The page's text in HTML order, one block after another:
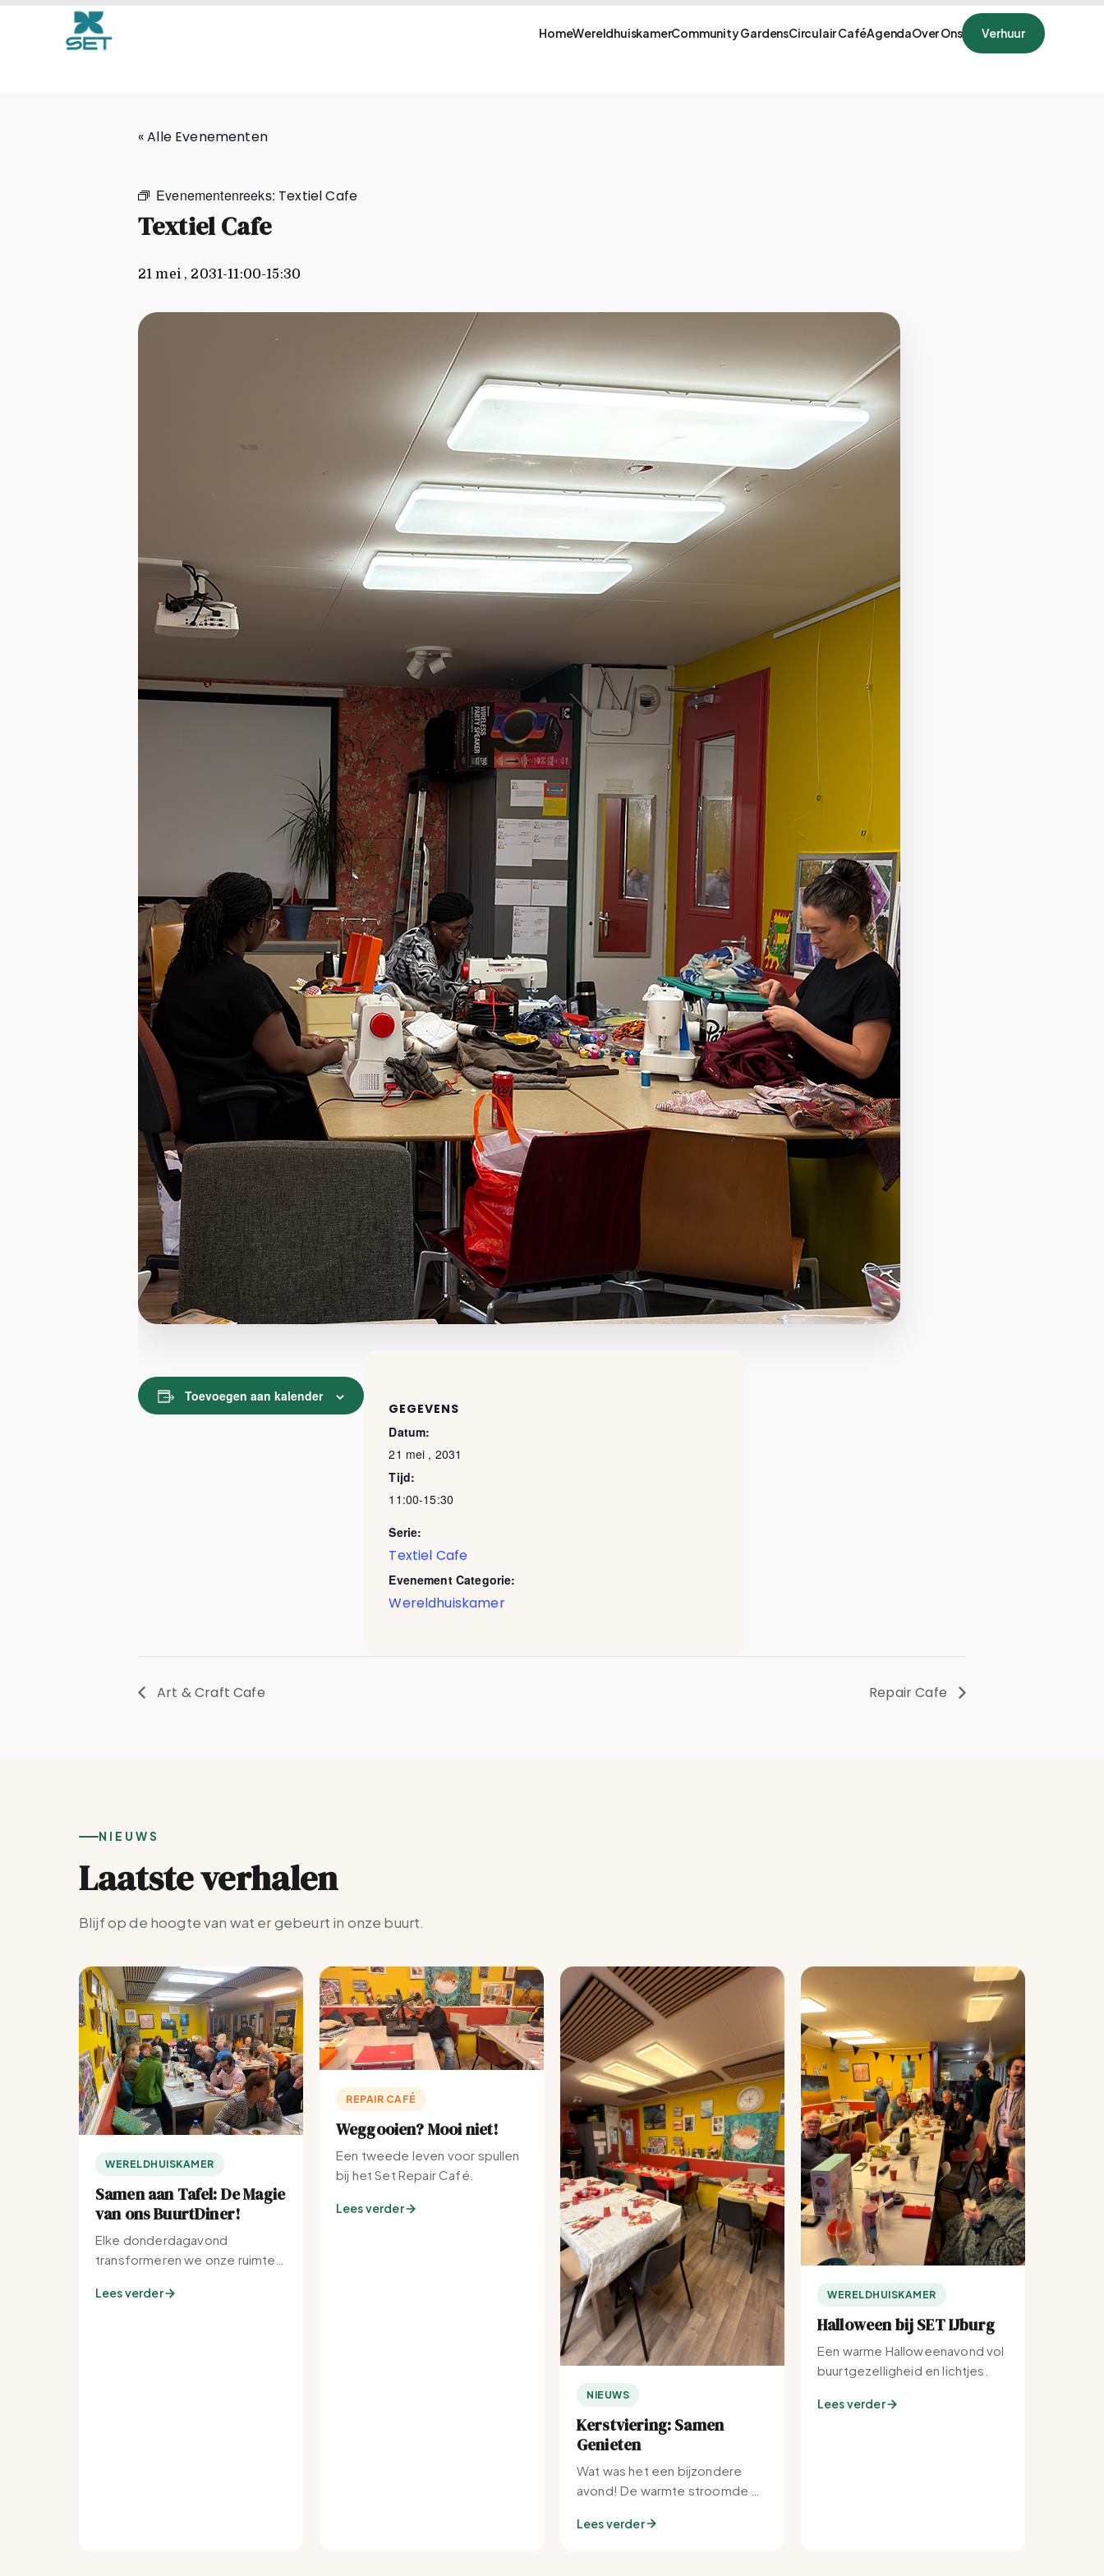
HomeWereldhuiskamerCommunity GardensCirculair CaféAgendaOver Ons Verhuur
Textiel Cafe
« Alle Evenementen
Evenementenreeks: Textiel Cafe
Textiel Cafe
21 mei , 2031-11:00-15:30
Toevoegen aan kalender
GEGEVENS
Datum:
21 mei , 2031
Tijd:
11:00-15:30
Serie:
Textiel Cafe
Evenement Categorie:
Wereldhuiskamer
Art & Craft Cafe Repair Cafe
NIEUWS
Laatste verhalen
Blijf op de hoogte van wat er gebeurt in onze buurt.
WERELDHUISKAMER
Samen aan Tafel: De Magie
van ons BuurtDiner!
Elke donderdagavond
transformeren we onze ruimte
buurt.
Lees verder
REPAIR CAFÉ
Weggooien? Mooi niet!
Een tweede leven voor spullen
bij het Set Repair Café.
Lees verder
NIEUWS
Kerstviering: Samen
Genieten
Wat was het een bijzondere
avond! De warmte stroomde bij
Lees verder
WERELDHUISKAMER
Halloween bij SET IJburg
Een warme Halloweenavond vol
buurtgezelligheid en lichtjes.
Lees verder